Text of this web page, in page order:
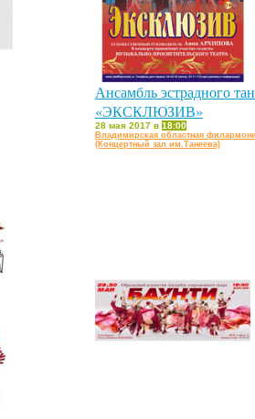
Ансамбль эстрадного
«ЭКСКЛЮЗИВ»
28 мая 2017 в 18:00
Владимирская областная
(Концертный зал им.Танеева)